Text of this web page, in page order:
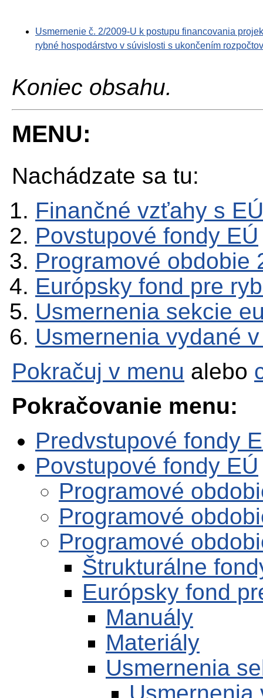
Usmernenie č. 2/2009-U k postupu financovania
rybné hospodárstvo v súvislosti s ukončením
Koniec obsahu.
MENU:
Nachádzate sa tu:
Finančné vzťahy s EÚ
Povstupové fondy EÚ
Programové obdobie
Európsky fond pre
Usmernenia sekcie
Usmernenia vydané
Pokračuj v menu alebo
Pokračovanie menu:
Predvstupové fondy
Povstupové fondy EÚ
Programové
Programové
Programové
Štrukturálne
Európsky fond
Manuály
Materiály
Usmernenia